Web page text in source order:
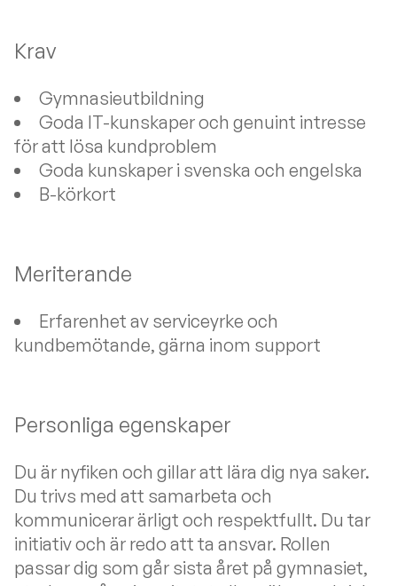
Krav
Gymnasieutbildning
Goda IT-kunskaper och genuint intresse
för att lösa kundproblem
Goda kunskaper i svenska och engelska
B-körkort
Meriterande
Erfarenhet av serviceyrke och
kundbemötande, gärna inom support
Personliga egenskaper
Du är nyfiken och gillar att lära dig nya saker.
Du trivs med att samarbeta och
kommunicerar ärligt och respektfullt. Du tar
initiativ och är redo att ta ansvar. Rollen
passar dig som går sista året på gymnasiet,